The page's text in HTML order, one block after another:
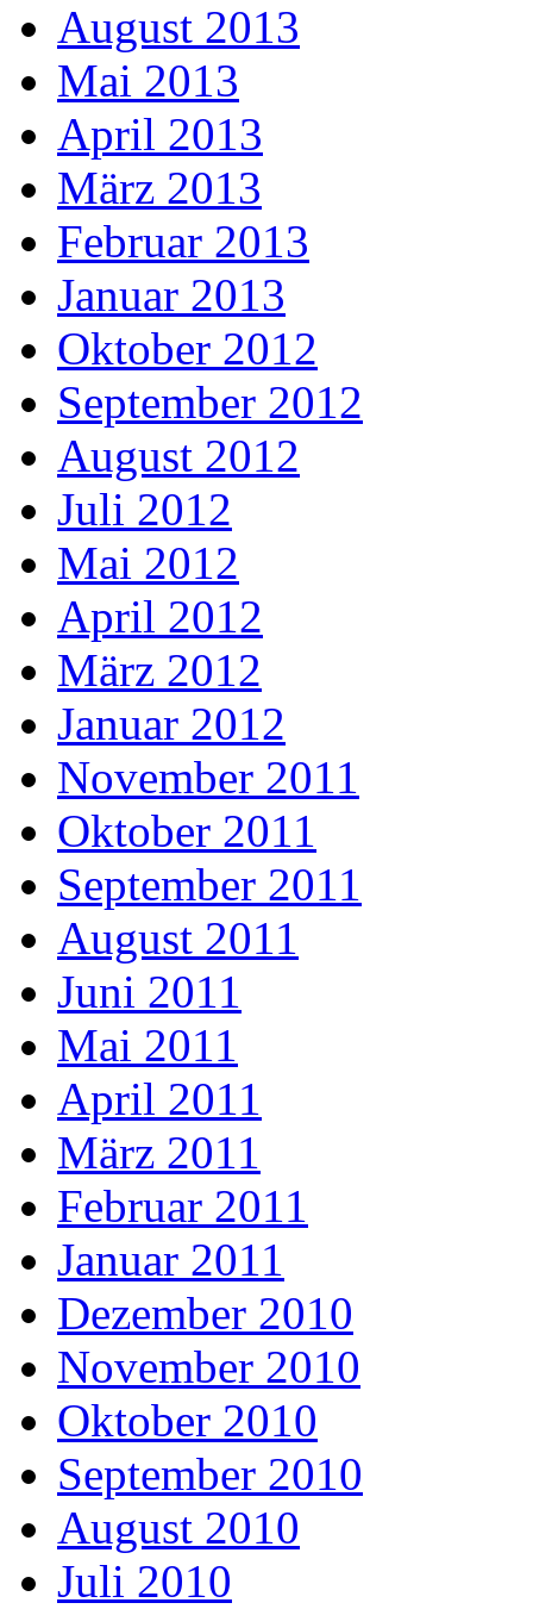
August 2013
Mai 2013
April 2013
März 2013
Februar 2013
Januar 2013
Oktober 2012
September 2012
August 2012
Juli 2012
Mai 2012
April 2012
März 2012
Januar 2012
November 2011
Oktober 2011
September 2011
August 2011
Juni 2011
Mai 2011
April 2011
März 2011
Februar 2011
Januar 2011
Dezember 2010
November 2010
Oktober 2010
September 2010
August 2010
Juli 2010